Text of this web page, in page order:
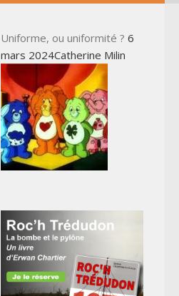
Uniforme, ou uniformité ? 6
mars 2024Catherine Milin